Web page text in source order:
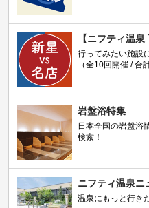
【ニフティ温泉
行ってみたい施設
（全10回開催 / 合
岩盤浴特集
日本全国の岩盤浴
検索！
ニフティ温泉ニ
温泉にもっと行き